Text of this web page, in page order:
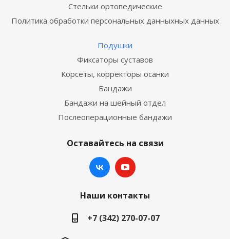
Стельки ортопедические
Политика обработки персональных данныхных данных
Подушки
Фиксаторы суставов
Корсеты, корректоры осанки
Бандажи
Бандажи на шейный отдел
Послеоперационные бандажи
Оставайтесь на связи
Наши контакты
+7 (342) 270-07-07